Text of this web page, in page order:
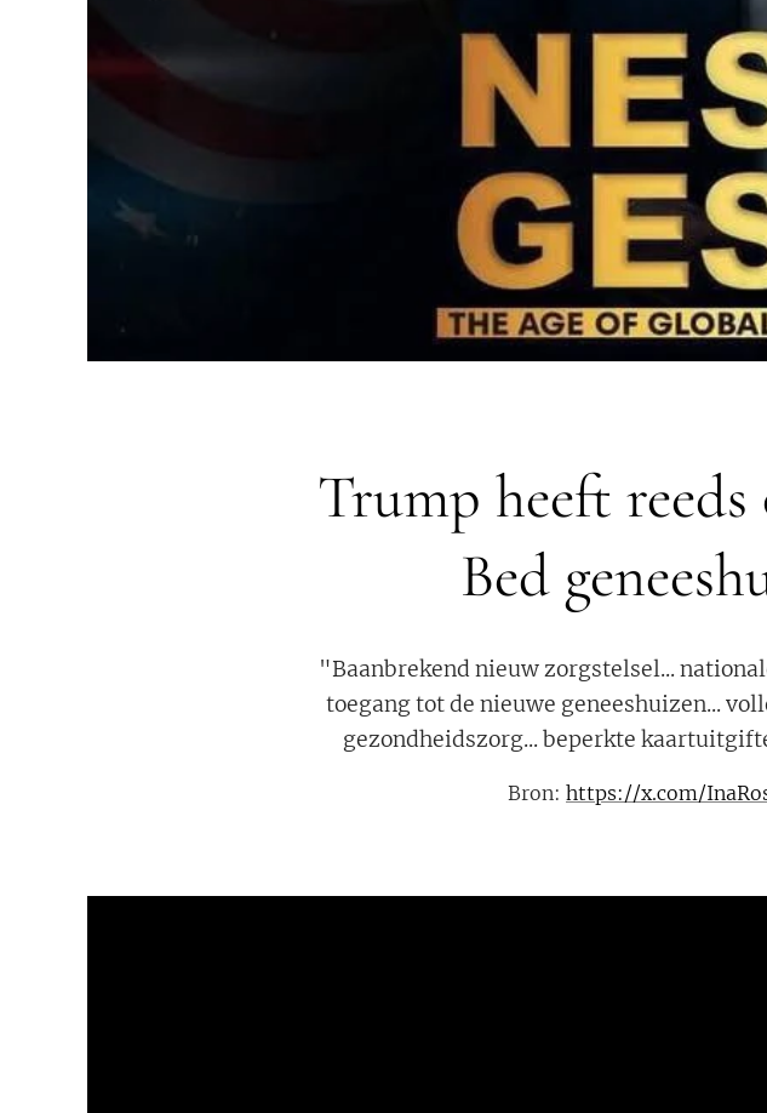
Trump heeft
Bed
"Baanbrekend nieuw zorgstelsel...
toegang tot de nieuwe geneeshuizen...
gezondheidszorg... beperkte
Bron: https://x.com/